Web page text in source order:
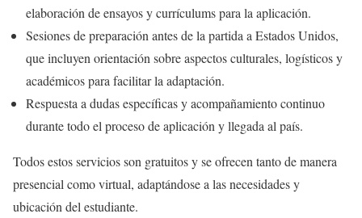
elaboración de ensayos y currículums para la aplicación.
Sesiones de preparación antes de la partida a Estados Unidos,
que incluyen orientación sobre aspectos culturales, logísticos y
académicos para facilitar la adaptación.
Respuesta a dudas específicas y acompañamiento continuo
durante todo el proceso de aplicación y llegada al país.
Todos estos servicios son gratuitos y se ofrecen tanto de manera
presencial como virtual, adaptándose a las necesidades y
ubicación del estudiante.